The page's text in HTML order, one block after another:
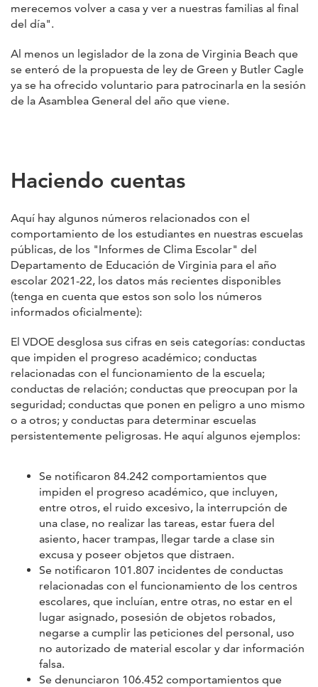
merecemos volver a casa y ver a nuestras familias al final
del día".
Al menos un legislador de la zona de Virginia Beach que
se enteró de la propuesta de ley de Green y Butler Cagle
ya se ha ofrecido voluntario para patrocinarla en la sesión
de la Asamblea General del año que viene.
Haciendo cuentas
Aquí hay algunos números relacionados con el
comportamiento de los estudiantes en nuestras escuelas
públicas, de los "Informes de Clima Escolar" del
Departamento de Educación de Virginia para el año
escolar 2021-22, los datos más recientes disponibles
(tenga en cuenta que estos son solo los números
informados oficialmente):
El VDOE desglosa sus cifras en seis categorías: conductas
que impiden el progreso académico; conductas
relacionadas con el funcionamiento de la escuela;
conductas de relación; conductas que preocupan por la
seguridad; conductas que ponen en peligro a uno mismo
o a otros; y conductas para determinar escuelas
persistentemente peligrosas. He aquí algunos ejemplos:
Se notificaron 84.242 comportamientos que
impiden el progreso académico, que incluyen,
entre otros, el ruido excesivo, la interrupción de
una clase, no realizar las tareas, estar fuera del
asiento, hacer trampas, llegar tarde a clase sin
excusa y poseer objetos que distraen.
Se notificaron 101.807 incidentes de conductas
relacionadas con el funcionamiento de los centros
escolares, que incluían, entre otras, no estar en el
lugar asignado, posesión de objetos robados,
negarse a cumplir las peticiones del personal, uso
no autorizado de material escolar y dar información
falsa.
Se denunciaron 106.452 comportamientos que